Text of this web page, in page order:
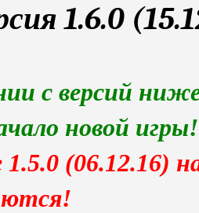
1.6.0
с версий
новой игры!
(06.12.16)